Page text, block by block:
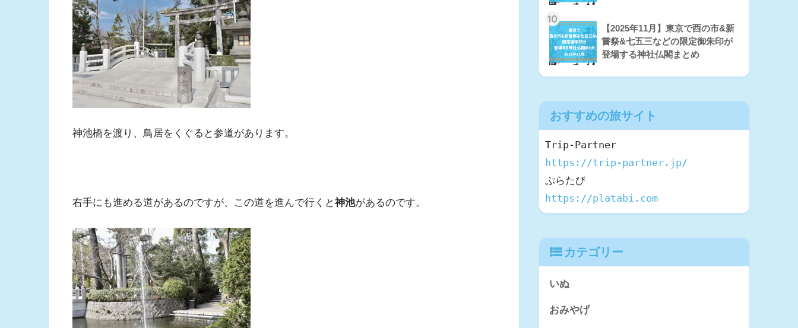
神池橋を渡り、鳥居をくぐると参道があります。
右手にも進める道があるのですが、この道を進んで行くと神池があるのです。
10
【2025年11月】東京で酉の市&新
嘗祭&七五三などの限定御朱印が
登場する神社仏閣まとめ
おすすめの旅サイト
https://trip-partner.jp/
https://platabi.com
カテゴリー
いぬ
おみやげ